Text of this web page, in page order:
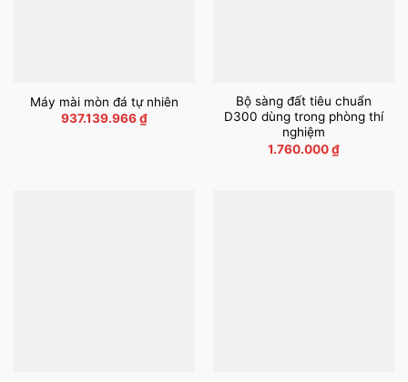
Máy mài mòn đá tự nhiên
937.139.966₫
Bộ sàng đất tiêu chuẩn
D300 dùng trong phòng thí
nghiệm
1.760.000₫